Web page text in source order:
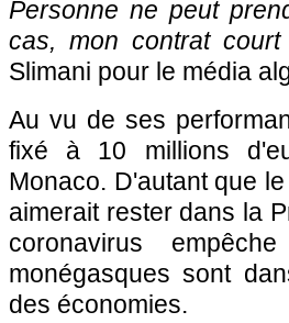
Personne ne peut
cas, mon contrat
Slimani pour le média
Au vu de ses
fixé à 10 millions
Monaco. D'autant que
aimerait rester dans la
coronavirus
monégasques sont
des économies.